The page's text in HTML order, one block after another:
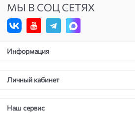
МЫ В СОЦ СЕТЯХ
Информация
Личный кабинет
Наш сервис